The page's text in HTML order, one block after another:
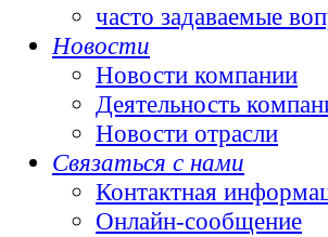
часто задаваемые
Новости
Новости компании
Деятельность
Новости отрасли
Связаться с нами
Контактная
Онлайн-сообщение